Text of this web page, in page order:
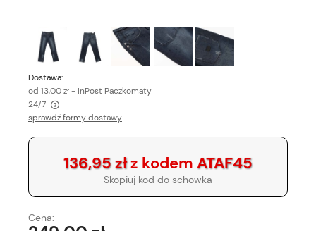
Dostawa:
od 13,00 zł- InPost Paczkomaty
24/7
Cena nie zawiera ewentualnych kosztów płatności
sprawdź formy dostawy
136,95 złz kodem ATAF45
Skopiuj kod do schowka
Cena: